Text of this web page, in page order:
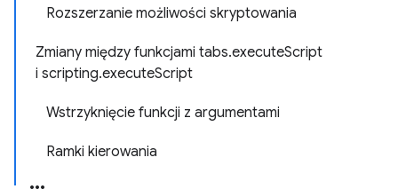
Rozszerzanie możliwości skryptowania
Zmiany między funkcjami tabs.executeScript
i scripting.executeScript
Wstrzyknięcie funkcji z argumentami
Ramki kierowania